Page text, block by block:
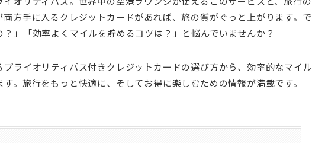
方手に入るクレジットカードがあれば、旅の質がぐっと上がります。で
」「効率よくマイルを貯めるコツは？」と悩んでいませんか？
ライオリティパス付きクレジットカードの選び方から、効率的なマイル
。旅行をもっと快適に、そしてお得に楽しむための情報が満載です。